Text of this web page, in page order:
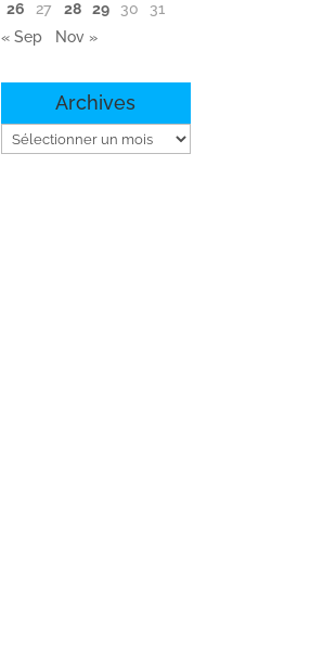
26
27 28 29 30
31
« Sep
Nov »
Archives
Archives